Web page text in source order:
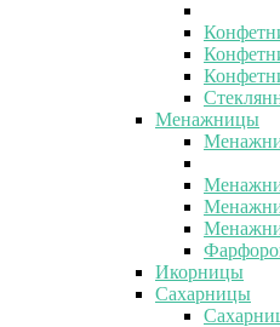
Менажницы
Икорницы
Сахарницы